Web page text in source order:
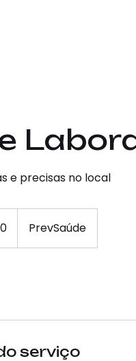
e precisas no local
PrevSaúde
serviço